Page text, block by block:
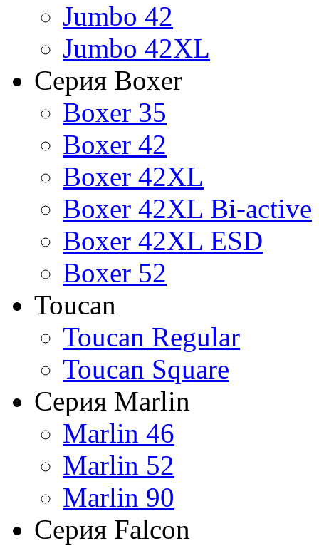
Jumbo 42
Jumbo 42XL
Серия Boxer
Boxer 35
Boxer 42
Boxer 42XL
Boxer 42XL Bi-active
Boxer 42XL ESD
Boxer 52
Toucan
Toucan Regular
Toucan Square
Серия Marlin
Marlin 46
Marlin 52
Marlin 90
Серия Falcon